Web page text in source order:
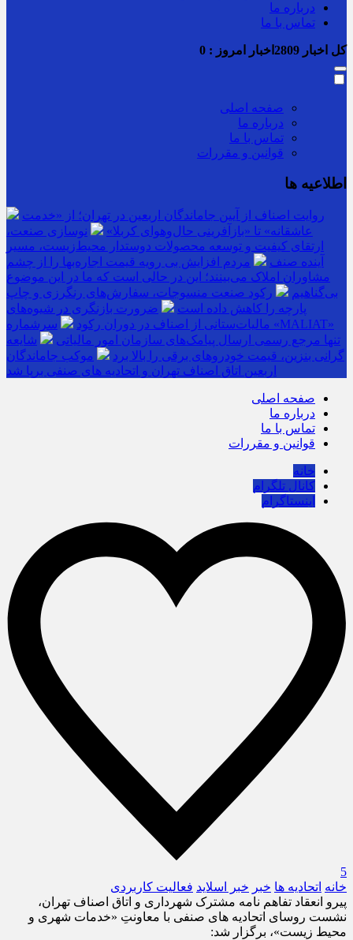
درباره ما
تماس با ما
کل اخبار اخبار امروز : 0
صفحه اصلی
درباره ما
تماس با ما
قوانین و مقررات
اطلاعیه ها
روایت اصناف از آیین جاماندگان اربعین در تهران؛ از «خدمت
عاشقانه» تا «بازآفرینی حال‌وهوای کربلا»
نوسازی صنعت،
ارتقای کیفیت و توسعه محصولات دوستدار محیط‌زیست، مسیر
آینده صنف
مردم افزایش بی رویه قیمت اجاره‌بها را از چشم
مشاوران املاک می‌بینند؛ این در حالی است که ما در این موضوع
بی‌گناهیم
رکود صنعت منسوجات، سفارش‌های رنگرزی و چاپ
پارچه را کاهش داده است
ضرورت بازنگری در شیوه‌های
مالیات‌ستانی از اصناف در دوران رکود
سرشماره «MALIAT»
تنها مرجع رسمی ارسال پیامک‌های سازمان امور مالیاتی
شایعه
گرانی بنزین، قیمت خودروهای برقی را بالا برد
موکب جاماندگان
اربعین اتاق اصناف تهران و اتحادیه های صنفی برپا شد
صفحه اصلی
درباره ما
تماس با ما
قوانین و مقررات
خانه
کانال تلگرام
اینستاگرام
5
خانه اتحادیه ها خبر خبر اسلايد فعالیت کاربردی
پیرو انعقاد تفاهم نامه مشترک شهرداری و اتاق اصناف تهران،
نشست روسای اتحادیه های صنفی با معاونتِ «خدمات شهری و
محیط زیست»، برگزار شد: